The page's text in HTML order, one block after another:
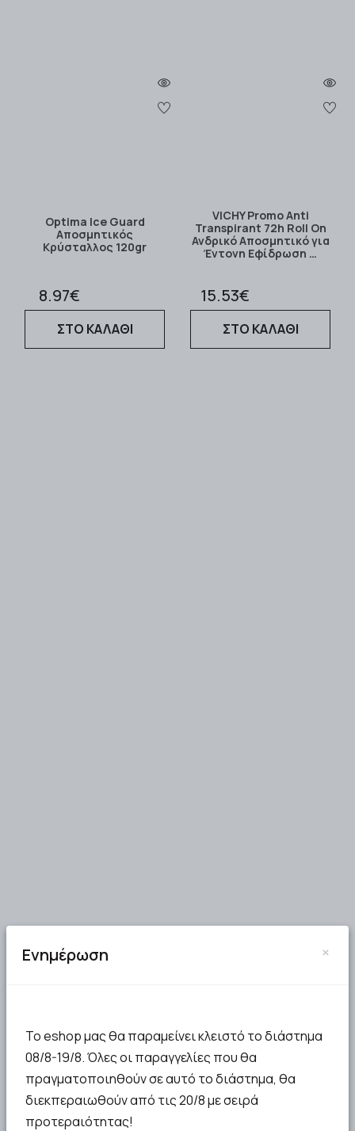
Optima Ice Guard
Αποσμητικός
Κρύσταλλος 120gr
8.97€
ΣΤΟ ΚΑΛΑΘΙ
VICHY Promo Anti
Transpirant 72h Roll On
Ανδρικό Αποσμητικό για
Έντονη Εφίδρωση …
15.53€
ΣΤΟ ΚΑΛΑΘΙ
Ενημέρωση ×
Το eshop μας θα παραμείνει κλειστό το διάστημα
08/8-19/8. Όλες οι παραγγελίες που θα
πραγματοποιηθούν σε αυτό το διάστημα, θα
διεκπεραιωθούν από τις 20/8 με σειρά
προτεραιότητας!